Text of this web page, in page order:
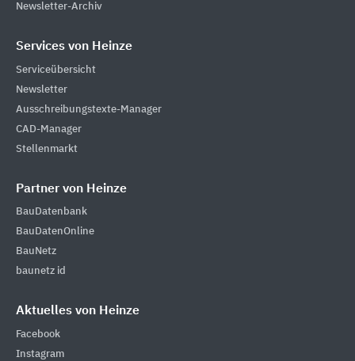
Newsletter-Archiv
Services von Heinze
Serviceübersicht
Newsletter
Ausschreibungstexte-Manager
CAD-Manager
Stellenmarkt
Partner von Heinze
BauDatenbank
BauDatenOnline
BauNetz
baunetz id
Aktuelles von Heinze
Facebook
Instagram